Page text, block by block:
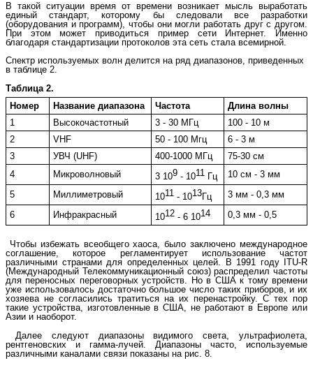
В такой ситуации время от времени возникает мысль выработать
единый стандарт, которому бы следовали все разработки
(оборудования и программ), чтобы они могли работать друг с другом.
При этом может приводиться пример сети Интернет. Именно
благодаря стандартизации протоколов эта сеть стала всемирной.
Спектр используемых волн делится на ряд диапазонов, приведенных
в таблице 2.
Таблица 2.
Номер
Название диапазона Частота
Длина волны
1
Высокочастотный 3 - 30 МГц
100 - 10 м
2
VHF 50 - 100 Мгц
6 - 3 м
3
УВЧ (UHF) 400-1000 МГц
75-30 см
4
Микроволновый 3 109 - 1011 Гц
10 см - 3 мм
5
Миллиметровый 1011 - 1013 Гц
3 мм - 0,3 мм
6
Инфракрасный 1012 - 6 1014 0,3 мм - 0,5
Чтобы избежать всеобщего хаоса, было заключено международное
соглашение, которое регламентирует использование частот
различными странами для определенных целей. В 1991 году ITU-R
(Международный Телекоммуникационный союз) распределил частоты
для переносных переговорных устройств. Но в США к тому времени
уже использовалось достаточно большое число таких приборов, и их
хозяева не согласились тратиться на их перенастройку. С тех пор
такие устройства, изготовленные в США, не работают в Европе или
Азии и наоборот.
Далее следуют диапазоны видимого света, ультрафиолета,
рентгеновских и гамма-лучей. Диапазоны часто, используемые
различными каналами связи показаны на рис. 8